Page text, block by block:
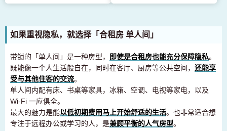
如果重视隐私，就选择「合租房 单人间」
带锁的「单人间」是一种房型， 即使是合租房也能充分保障隐私。
既能像一个人生活般自在，同时在客厅、厨房等公共空间， 还能享
受与其他住客的交流。
单人间内配有床、书桌等家具，冰箱、空调、电视等家电，以及
Wi-Fi 一应俱全。
最大的魅力是能以低初期费用马上开始舒适的生活。也非常适合想
专注于远程办公或学习的人，是兼顾平衡的人气房型。